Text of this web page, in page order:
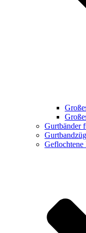
Gurtbänder
Geflochtene